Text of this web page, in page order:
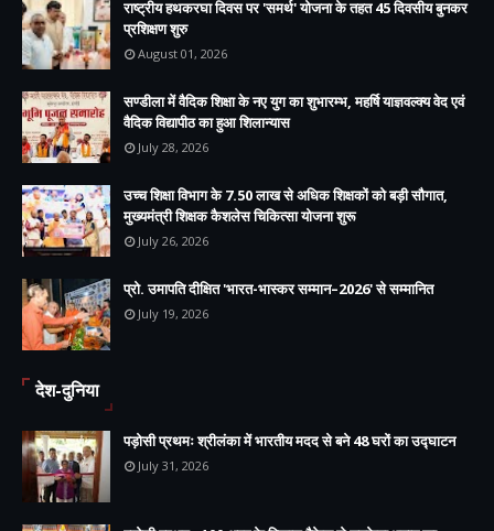
राष्ट्रीय हथकरघा दिवस पर 'समर्थ' योजना के तहत 45 दिवसीय बुनकर
प्रशिक्षण शुरु
August 01, 2026
सण्डीला में वैदिक शिक्षा के नए युग का शुभारम्भ, महर्षि याज्ञवल्क्य वेद एवं
वैदिक विद्यापीठ का हुआ शिलान्यास
July 28, 2026
उच्च शिक्षा विभाग के 7.50 लाख से अधिक शिक्षकों को बड़ी सौगात,
मुख्यमंत्री शिक्षक कैशलेस चिकित्सा योजना शुरू
July 26, 2026
प्रो. उमापति दीक्षित 'भारत-भास्कर सम्मान–2026' से सम्मानित
July 19, 2026
देश-दुनिया
पड़ोसी प्रथमः श्रीलंका में भारतीय मदद से बने 48 घरों का उद्घाटन
July 31, 2026